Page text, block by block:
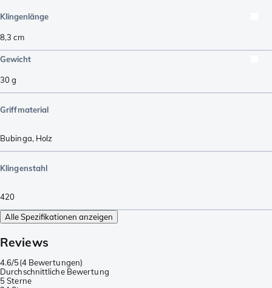
Klingenlänge
8,3 cm
Gewicht
30g
Griffmaterial
Bubinga, Holz
Klingenstahl
420
Alle Spezifikationen anzeigen
Reviews
4.6/5(4 Bewertungen)
Durchschnittliche Bewertung
5 Sterne